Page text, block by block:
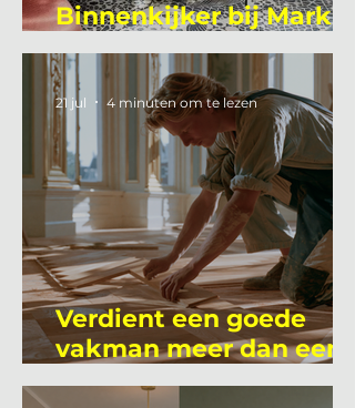
Binnenkijker bij Mark
Mutsaers
Verdient een goede
vakman meer dan een
gemiddelde
21 jul 4 minuten om te lezen